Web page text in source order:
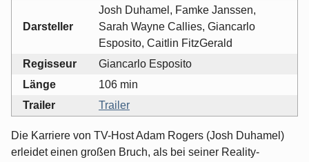
Darsteller
Josh Duhamel, Famke Janssen,
Sarah Wayne Callies, Giancarlo
Esposito, Caitlin FitzGerald
Regisseur
Giancarlo Esposito
Länge
106 min
Trailer
Trailer
Die Karriere von TV-Host Adam Rogers (Josh Duhamel)
erleidet einen großen Bruch, als bei seiner Reality-